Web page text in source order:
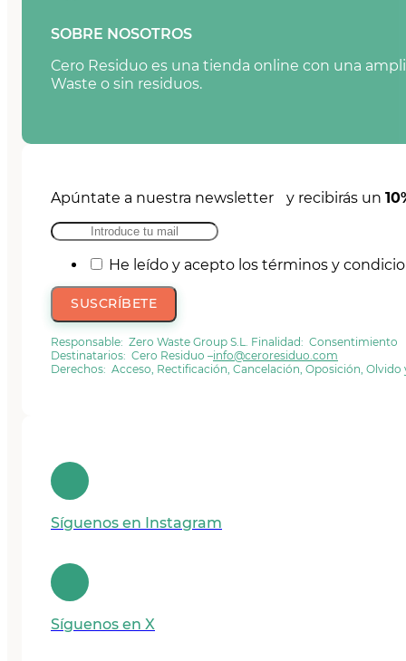
SOBRE NOSOTROS
Cero Residuo es una tienda online con una
Waste o sin residuos.
Apúntate a nuestra newsletter y recibirás un
He leído y acepto los términos y
SUSCRÍBETE
Responsable: Zero Waste Group S.L. Finalidad: Consentimiento
Destinatarios: Cero Residuo –info@ceroresiduo.com
Derechos: Acceso, Rectificación, Cancelación, Oposición,
Síguenos en Instagram
Síguenos en X